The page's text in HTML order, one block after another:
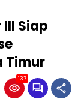
Siap
Timur
137